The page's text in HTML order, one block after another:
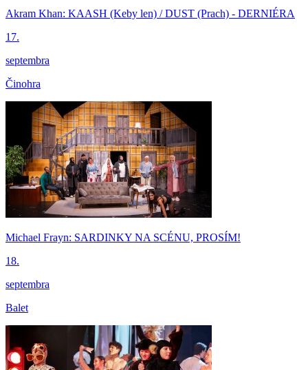
Akram Khan: KAASH (Keby len) / DUST (Prach) - DERNIÉRA
17.
septembra
Činohra
Michael Frayn: SARDINKY NA SCÉNU, PROSÍM!
18.
septembra
Balet